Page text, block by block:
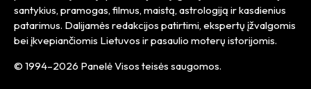
santykius, pramogas, filmus, maistą, astrologiją ir kasdienius
patarimus. Dalijamės redakcijos patirtimi, ekspertų įžvalgomis
bei įkvepiančiomis Lietuvos ir pasaulio moterų istorijomis.
© 1994–2026 Panelė Visos teisės saugomos.